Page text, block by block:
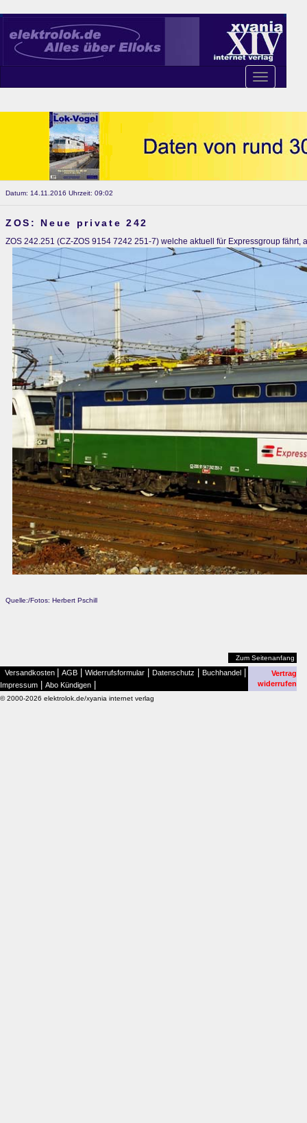
Toggle
navigation
Datum: 14.11.2016 Uhrzeit: 09:02
ZOS: Neue private 242
ZOS 242.251 (CZ-ZOS 9154 7242 251-7) welche aktuell für Expressgroup fährt,
Quelle:/Fotos: Herbert Pschill
Zum Seitenanfang
Versandkosten AGB Widerrufsformular Datenschutz Buchhandel
Impressum Abo Kündigen
Vertrag
widerrufen
© 2000-2026 elektrolok.de/xyania internet verlag